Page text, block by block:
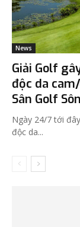
News
Giải Golf
độc da
Sân Golf
Ngày 24/7 tới
độc da...